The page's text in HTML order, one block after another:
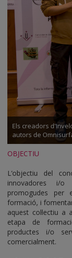
Els creadors
autors de
OBJECTIU
L’objectiu del
innovadores i/o
promogudes per
formació, i
aquest col·lectiu
etapa de
productes i/o
comercialment.